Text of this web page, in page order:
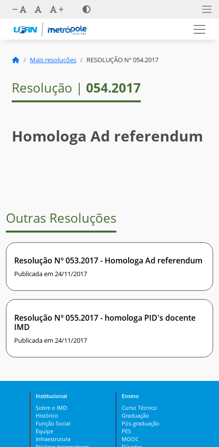
Mais resoluções RESOLUÇÃO Nº 054.2017
Resolução | 054.2017
Homologa Ad referendum
Outras Resoluções
Resolução Nº 053.2017 - Homologa Ad referendum
Publicada em 24/11/2017
Resolução Nº 055.2017 - homologa PID's docente
IMD
Publicada em 24/11/2017
Institucional
Sobre o IMD
Histórico
Função Social
Equipe
Infraestrutura
Ensino
Curso Técnico
Graduação
Pós-graduação
PES
MOOC